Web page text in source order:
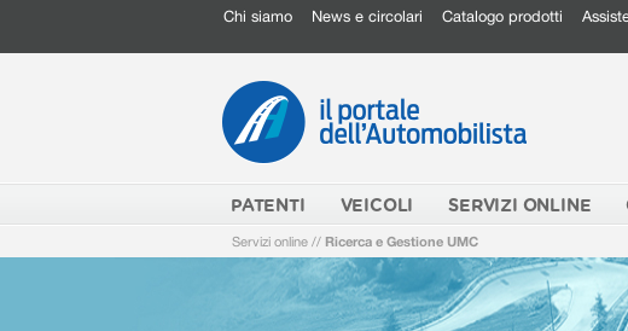
Chi siamo News e circolari Catalogo prodotti
PATENTI VEICOLI SERVIZI ONLINE
Servizi online // Ricerca e Gestione UMC